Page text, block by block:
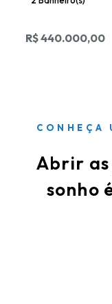
R$ 440.000,00
CONHEÇA
Abrir as
sonho